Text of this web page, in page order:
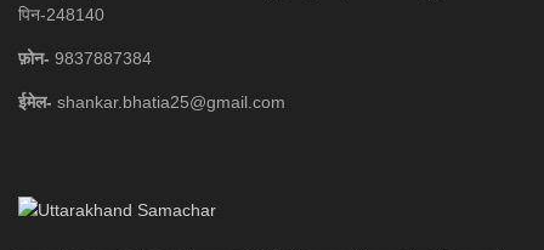
पिन-248140
फ़ोन- 9837887384
ईमेल- shankar.bhatia25@gmail.com